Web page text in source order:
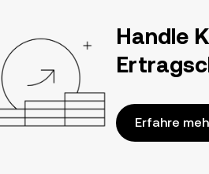
Handle
Erfahre